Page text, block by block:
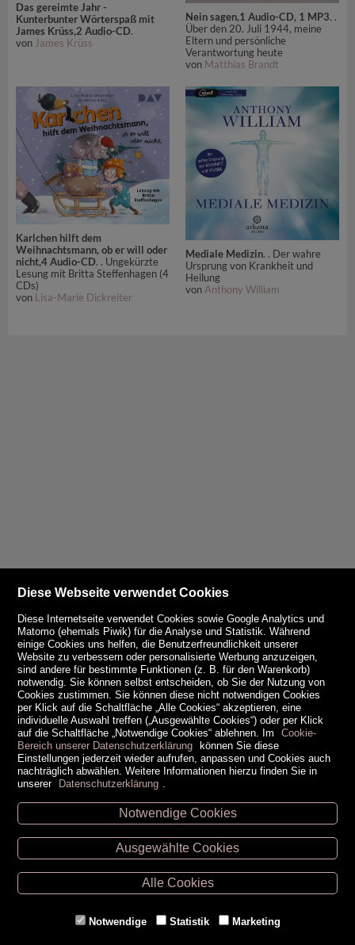
Das gereimte Jahr -
Kunterbunter Wörterspaß mit
James Krüss,2 Audio-CD.
von James Krüss
Nein sagen,1 Audio-CD, 1 MP3. .
Über den 20. Juli 1944, meine
Eltern und persönliche
Verantwortung heute
von Matthias Brandt
Karlchen hilft dem
Weihnachtsmann, ob er will oder
nicht,4 Audio-CD. . Ungekürzte
Lesung mit Britta Steffenhagen (4
CDs)
von Lisa-Marie Dickreiter
Mediale Medizin. . Der wahre
Ursprung von Krankheit und
Heilung
von Anthony William
Unsere Öffnungszeiten
Retz -02942/20433
Hollabrunn -02952/30057
Eggenburg -02984/3836
Gmünd -
Diese Webseite verwendet Cookies
Diese Internetseite verwendet Cookies sowie Google Analytics und
Matomo (ehemals Piwik) für die Analyse und Statistik. Während
einige Cookies uns helfen, die Benutzerfreundlichkeit unserer
Website zu verbessern oder personalisierte Werbung anzuzeigen,
sind andere für bestimmte Funktionen (z. B. für den Warenkorb)
notwendig. Sie können selbst entscheiden, ob Sie der Nutzung von
Cookies zustimmen. Sie können diese nicht notwendigen Cookies
per Klick auf die Schaltfläche „Alle Cookies“ akzeptieren, eine
individuelle Auswahl treffen („Ausgewählte Cookies“) oder per Klick
auf die Schaltfläche „Notwendige Cookies“ ablehnen. Im
Cookie-
Bereich unserer Datenschutzerklärung können Sie diese
Einstellungen jederzeit wieder aufrufen, anpassen und Cookies auch
nachträglich abwählen. Weitere Informationen hierzu finden Sie in
unserer Datenschutzerklärung
Notwendige Cookies
Ausgewählte Cookies
Alle Cookies
Notwendige Statistik Marketing